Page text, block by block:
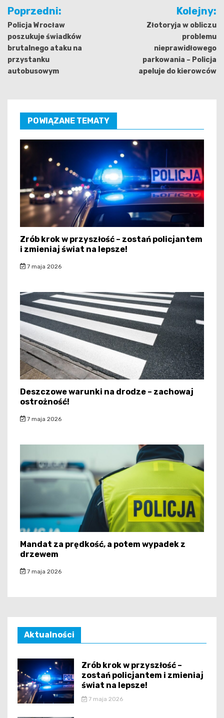
Nawigacja
wpisu
Poprzedni:
Policja Wrocław
poszukuje świadków
brutalnego ataku na
przystanku
autobusowym
Kolejny:
Złotoryja w obliczu
problemu
nieprawidłowego
parkowania – Policja
apeluje do kierowców
POWIĄZANE TEMATY
Zrób krok w przyszłość – zostań policjantem
i zmieniaj świat na lepsze!
7 maja 2026
Deszczowe warunki na drodze – zachowaj
ostrożność!
7 maja 2026
Mandat za prędkość, a potem wypadek z
drzewem
7 maja 2026
Aktualności
Zrób krok w przyszłość –
zostań policjantem i zmieniaj
świat na lepsze!
7 maja 2026